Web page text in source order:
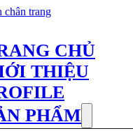
chân trang
CHỦ
THIỆU
PHẨM